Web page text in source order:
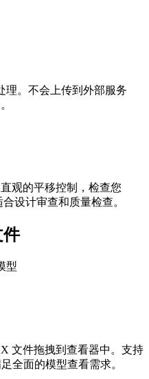
理。不会上传到外部服务
观的平移控制，检查您
设计审查和质量检查。
件
型
文件拖拽到查看器中。支持
全面的模型查看需求。